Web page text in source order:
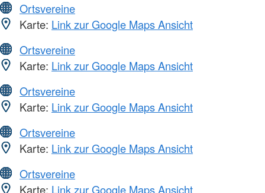
Ortsvereine
Karte: Link zur Google Maps Ansicht
Ortsvereine
Karte: Link zur Google Maps Ansicht
Ortsvereine
Karte: Link zur Google Maps Ansicht
Ortsvereine
Karte: Link zur Google Maps Ansicht
Ortsvereine
Karte: Link zur Google Maps Ansicht